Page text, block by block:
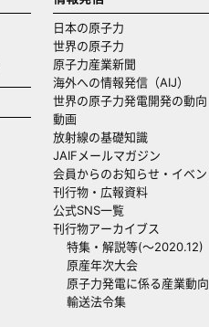
日本の原子力
世界の原子力
原子力産業新聞
海外への情報発信（AIJ）
世界の原子力発電開発の動向
動画
放射線の基礎知識
JAIFメールマガジン
会員からのお知らせ・イベ
刊行物・広報資料
公式SNS一覧
刊行物アーカイブス
特集・解説等(～2020.12)
原産年次大会
原子力発電に係る産業動
輸送法令集